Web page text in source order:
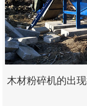
木材粉碎机的出